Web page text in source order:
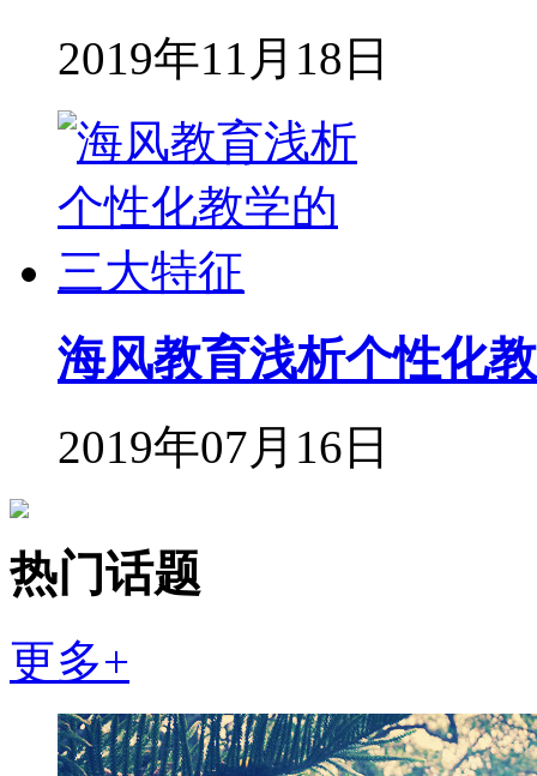
2019年11月18日
海风教育浅析个性化
2019年07月16日
热门话题
更多+